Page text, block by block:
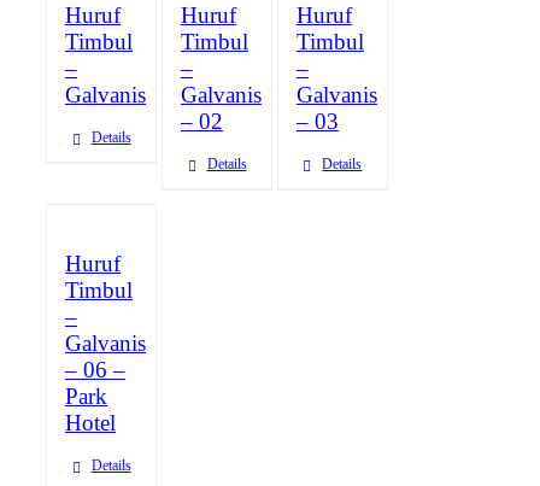
Huruf
Timbul
–
Galvanis
Details
Huruf
Timbul
–
Galvanis
– 02
Details
Huruf
Timbul
–
Galvanis
– 03
Details
Huruf
Timbul
–
Galvanis
– 06 –
Park
Hotel
Details